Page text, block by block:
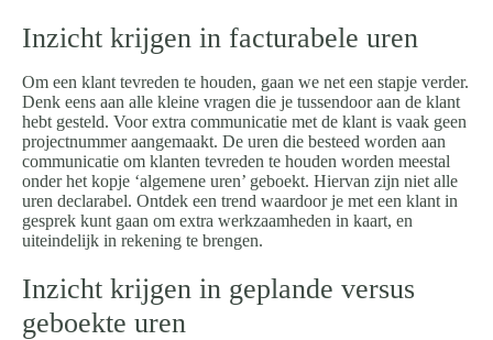
Inzicht krijgen in facturabele uren
Om een klant tevreden te houden, gaan we net een stapje verder.
Denk eens aan alle kleine vragen die je tussendoor aan de klant
hebt gesteld. Voor extra communicatie met de klant is vaak geen
projectnummer aangemaakt. De uren die besteed worden aan
communicatie om klanten tevreden te houden worden meestal
onder het kopje ‘algemene uren’ geboekt. Hiervan zijn niet alle
uren declarabel. Ontdek een trend waardoor je met een klant in
gesprek kunt gaan om extra werkzaamheden in kaart, en
uiteindelijk in rekening te brengen.
Inzicht krijgen in geplande versus
geboekte uren